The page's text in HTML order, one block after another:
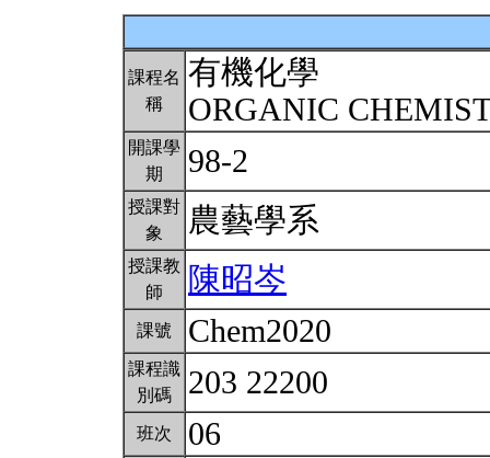
課程名
稱
有機化學
ORGANIC
開課學
期
98-2
授課對
象
農藝學系
授課教
師
陳昭岑
課號 Chem2020
課程識
別碼
203 22200
班次 06